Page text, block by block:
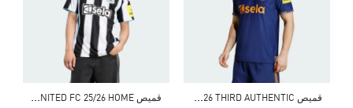
ق
ميص NEWCASTLE UNITED FC 25/26 THIRD AUTHENTIC ق
ميص NEWCASTLE UNITED FC 25/26 HOME